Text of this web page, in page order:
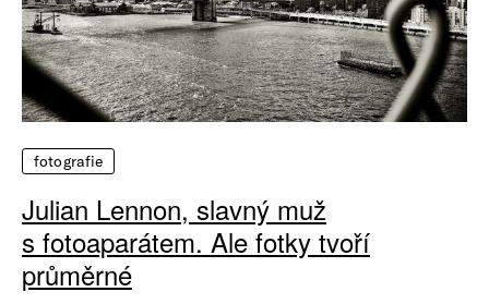
fotografie
Julian Lennon, slavný muž
s fotoaparátem. Ale fotky tvoří
průměrné